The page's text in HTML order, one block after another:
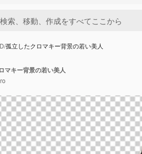
/孤立したクロマキー背景の若い美人
マキー背景の若い美人